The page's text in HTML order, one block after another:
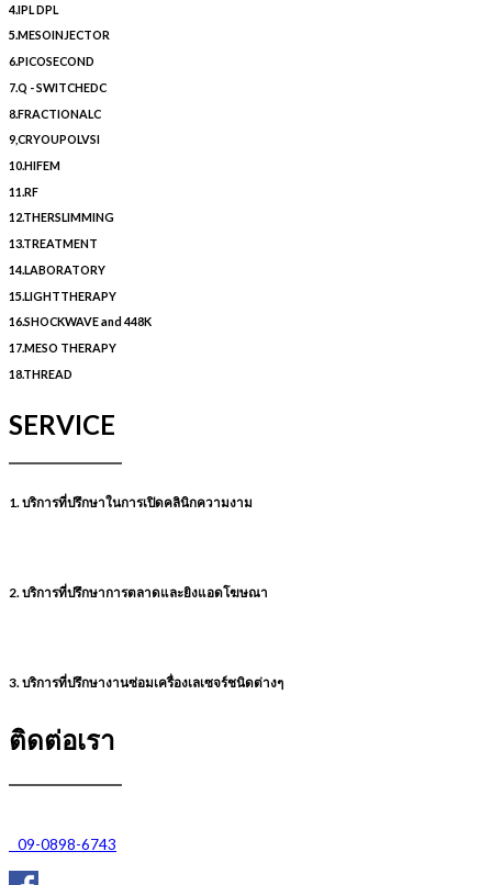
4.IPL DPL
5.MESOINJECTOR
6.PICOSECOND
7.Q - SWITCHEDC
8.FRACTIONALC
9,CRYOUPOLVSI
10.HIFEM
11.RF
12.THERSLIMMING
13.TREATMENT
14.LABORATORY
15.LIGHTTHERAPY
16.SHOCKWAVE and 448K
17.MESO THERAPY
18.THREAD
SERVICE
1. บริการที่ปรึกษาในการเปิดคลินิกความงาม
2. บริการที่ปรึกษาการตลาดและยิงแอดโฆษณา
3. บริการที่ปรึกษางานซ่อมเครื่องเลเซจร์ชนิดต่างๆ
ติดต่อเรา
09-0898-6743